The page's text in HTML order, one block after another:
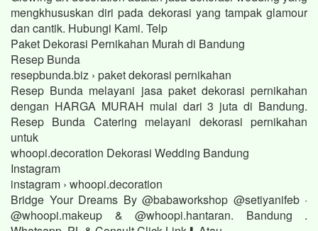
mengkhususkan diri pada dekorasi yang tampak glamour
dan cantik. Hubungi Kami. Telp
Paket Dekorasi Pernikahan Murah di Bandung
Resep Bunda
resepbunda.biz › paket dekorasi pernikahan
Resep Bunda melayani jasa paket dekorasi pernikahan
dengan HARGA MURAH mulai dari 3 juta di Bandung.
Resep Bunda Catering melayani dekorasi pernikahan
untuk
whoopi.decoration Dekorasi Wedding Bandung
Instagram
instagram › whoopi.decoration
Bridge Your Dreams By @babaworkshop @setiyanifeb ·
@whoopi.makeup & @whoopi.hantaran. Bandung .